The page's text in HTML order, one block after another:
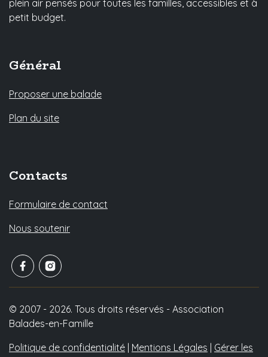
plein air pensés pour toutes les familles, accessibles et à
petit budget.
Général
Proposer une balade
Plan du site
Contacts
Formulaire de contact
Nous soutenir
© 2007 - 2026. Tous droits réservés - Association
Balades-en-Famille
Politique de confidentialité Mentions Légales
Gérer les